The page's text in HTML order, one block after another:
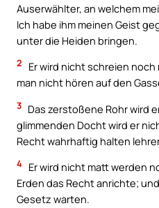
Auserwählter, an welchem
Ich habe ihm meinen Geist
unter die Heiden bringen.
2
Er wird nicht schreien
man nicht hören auf den
3 Das zerstoßene Rohr wird
glimmenden Docht wird er
Recht wahrhaftig halten
4 Er wird nicht matt werden
Erden das Recht anrichte;
Gesetz warten.